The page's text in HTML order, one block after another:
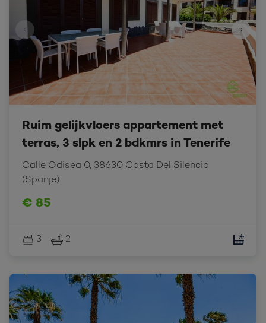
Ruim gelijkvloers appartement met
terras, 3 slpk en 2 bdkmrs in Tenerife
Calle Odisea 0, 38630 Costa Del Silencio
(Spanje)
€ 85
3 2